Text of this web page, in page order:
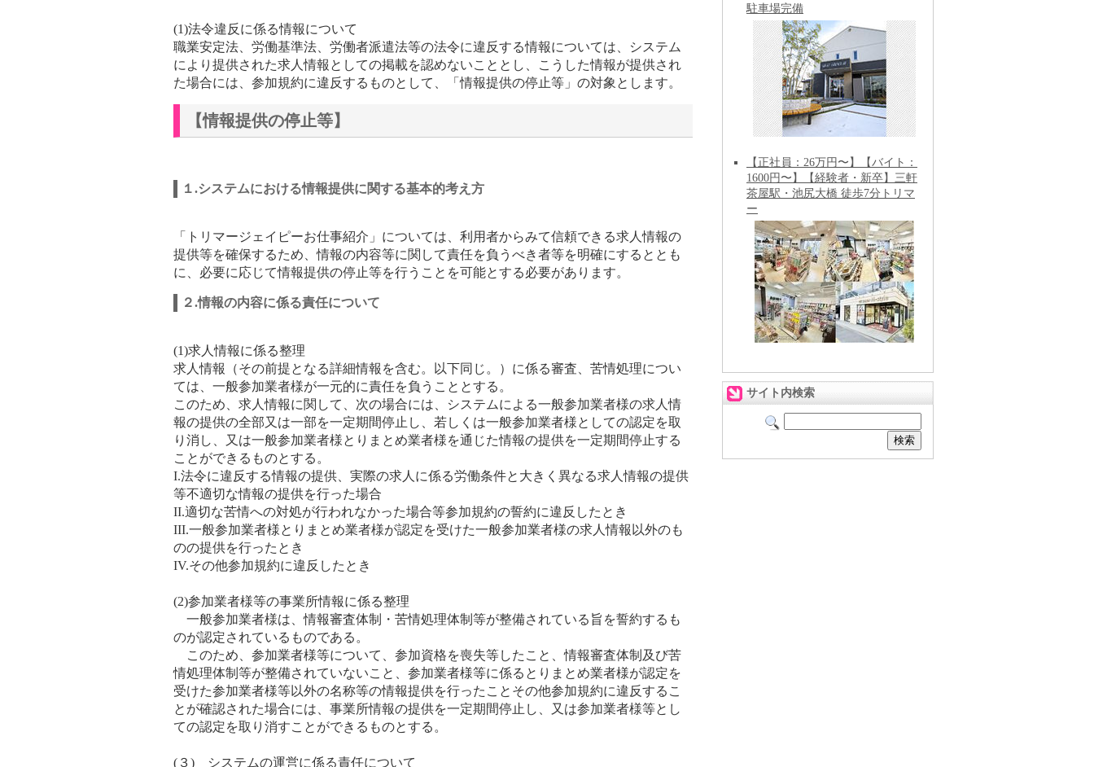
(1)法令違反に係る情報について
職業安定法、労働基準法、労働者派遣法等の法令に違反する情報については、システム
により提供された求人情報としての掲載を認めないこととし、こうした情報が提供され
た場合には、参加規約に違反するものとして、「情報提供の停止等」の対象とします。
【情報提供の停止等】
１.システムにおける情報提供に関する基本的考え方
「トリマージェイピーお仕事紹介」については、利用者からみて信頼できる求人情報の
提供等を確保するため、情報の内容等に関して責任を負うべき者等を明確にするととも
に、必要に応じて情報提供の停止等を行うことを可能とする必要があります。
２.情報の内容に係る責任について
(1)求人情報に係る整理
求人情報（その前提となる詳細情報を含む。以下同じ。）に係る審査、苦情処理につい
ては、一般参加業者様が一元的に責任を負うこととする。
このため、求人情報に関して、次の場合には、システムによる一般参加業者様の求人情
報の提供の全部又は一部を一定期間停止し、若しくは一般参加業者様としての認定を取
り消し、又は一般参加業者様とりまとめ業者様を通じた情報の提供を一定期間停止する
ことができるものとする。
I.法令に違反する情報の提供、実際の求人に係る労働条件と大きく異なる求人情報の提供
等不適切な情報の提供を行った場合
II.適切な苦情への対処が行われなかった場合等参加規約の誓約に違反したとき
III.一般参加業者様とりまとめ業者様が認定を受けた一般参加業者様の求人情報以外のも
のの提供を行ったとき
IV.その他参加規約に違反したとき
(2)参加業者様等の事業所情報に係る整理
一般参加業者様は、情報審査体制・苦情処理体制等が整備されている旨を誓約するも
のが認定されているものである。
このため、参加業者様等について、参加資格を喪失等したこと、情報審査体制及び苦
情処理体制等が整備されていないこと、参加業者様等に係るとりまとめ業者様が認定を
受けた参加業者様等以外の名称等の情報提供を行ったことその他参加規約に違反するこ
とが確認された場合には、事業所情報の提供を一定期間停止し、又は参加業者様等とし
ての認定を取り消すことができるものとする。
(３) システムの運営に係る責任について
駐車場完備
【正社員：26万円〜】【バイト：
1600円〜】【経験者・新卒】三軒
茶屋駅・池尻大橋 徒歩7分トリマ
ー
サイト内検索